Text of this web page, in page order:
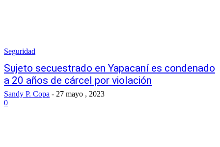
Seguridad
Sujeto secuestrado en Yapacaní es condenado
a 20 años de cárcel por violación
Sandy P. Copa - 27 mayo , 2023
0